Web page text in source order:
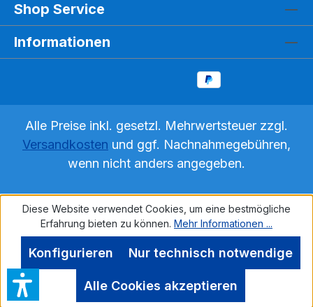
Shop Service
Informationen
Alle Preise inkl. gesetzl. Mehrwertsteuer zzgl.
Versandkosten und ggf. Nachnahmegebühren,
wenn nicht anders angegeben.
Diese Website verwendet Cookies, um eine bestmögliche
Erfahrung bieten zu können. Mehr Informationen ...
Nur technisch notwendige
Konfigurieren
Alle Cookies akzeptieren